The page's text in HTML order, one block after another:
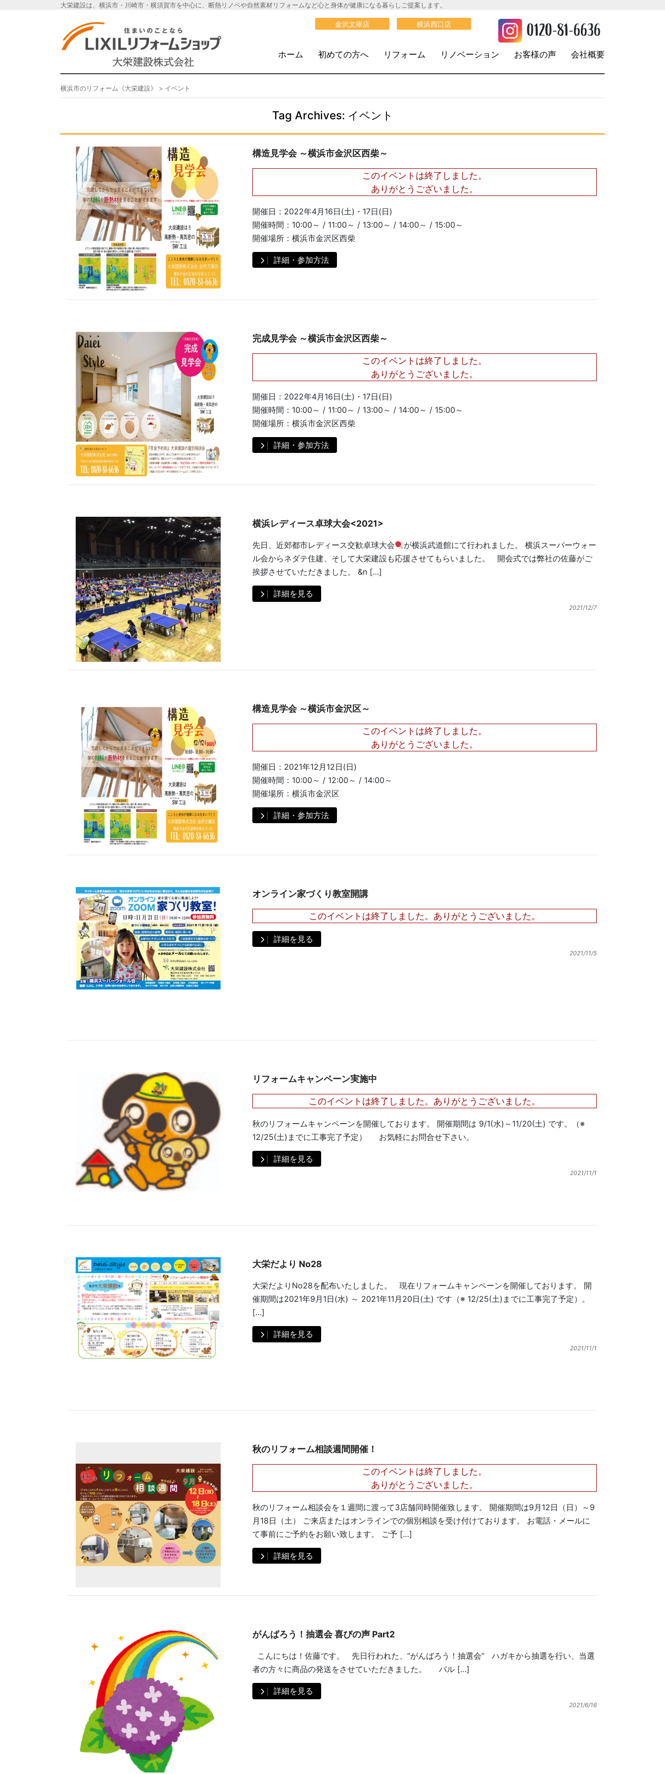
大栄建設は、横浜市・川崎市・横須賀市を中心に、断熱リノベや自然素材リフォームなど心と身体が健康になる暮らしご提案します。
横浜市のリフォーム《大栄建設》 金沢文庫店 横浜西口店 0120-81-6636
ホーム 初めての方へ リフォーム リノベーション お客様の声 会社概要
横浜市のリフォーム《大栄建設》 > イベント
Tag Archives: イベント
構造見学会 ～横浜市金沢区西柴～
このイベントは終了しました。
ありがとうございました。
開催日： 2022年4月16日(土)・17日(日)
開催時間： 10:00～ / 11:00～ / 13:00～ / 14:00～ / 15:00～
開催場所： 横浜市金沢区西柴
詳細・参加方法
完成見学会 ～横浜市金沢区西柴～
このイベントは終了しました。
ありがとうございました。
開催日： 2022年4月16日(土)・17日(日)
開催時間： 10:00～ / 11:00～ / 13:00～ / 14:00～ / 15:00～
開催場所： 横浜市金沢区西柴
詳細・参加方法
横浜レディース卓球大会<2021>
先日、近郊都市レディース交歓卓球大会
が横浜武道館にて行われました。 横浜スーパーウォー
ル会からネダテ住建、そして大栄建設も応援させてもらいました。 開会式では弊社の佐藤がご
挨拶させていただきました。 &n […]
詳細を見る
2021/12/7
構造見学会 ～横浜市金沢区～
このイベントは終了しました。
ありがとうございました。
開催日： 2021年12月12日(日)
開催時間： 10:00～ / 12:00～ / 14:00～
開催場所： 横浜市金沢区
詳細・参加方法
オンライン家づくり教室開講
このイベントは終了しました。ありがとうございました。
詳細を見る
2021/11/5
リフォームキャンペーン実施中
このイベントは終了しました。ありがとうございました。
秋のリフォームキャンペーンを開催しております。 開催期間は 9/1(水)～11/20(土) です。（※
12/25(土)までに工事完了予定） お気軽にお問合せ下さい。
詳細を見る
2021/11/1
大栄だより No28
大栄だよりNo28を配布いたしました。 現在リフォームキャンペーンを開催しております。 開
催期間は2021年9月1日(水) ～ 2021年11月20日(土) です（※ 12/25(土)までに工事完了予定）。
[…]
詳細を見る
2021/11/1
秋のリフォーム相談週間開催！
このイベントは終了しました。
ありがとうございました。
秋のリフォーム相談会を１週間に渡って3店舗同時開催致します。 開催期間は9月12日（日）～9
月18日（土） ご来店またはオンラインでの個別相談を受け付けております。 お電話・メールに
て事前にご予約をお願い致します。 ご予 […]
詳細を見る
がんばろう！抽選会 喜びの声 Part2
こんにちは！佐藤です。 先日行われた、”がんばろう！抽選会” ハガキから抽選を行い、当選
者の方々に商品の発送をさせていただきました。 バル […]
詳細を見る
2021/6/16